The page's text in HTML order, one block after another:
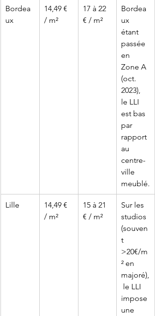
Bordea
ux
14,49 €
/ m²
17 à 22
€ / m²
Bordea
ux
étant
passée
en
Zone A
(oct.
2023),
le LLI
est bas
par
rapport
au
centre-
ville
meublé.
Lille
14,49 €
/ m²
15 à 21
€ / m²
Sur les
studios
(souven
t
>20€/m
² en
majoré),
le LLI
impose
une